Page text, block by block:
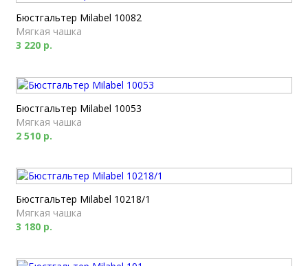
Бюстгальтер Milabel 10082
Мягкая чашка
3 220 р.
Бюстгальтер Milabel 10053
Мягкая чашка
2 510 р.
Бюстгальтер Milabel 10218/1
Мягкая чашка
3 180 р.